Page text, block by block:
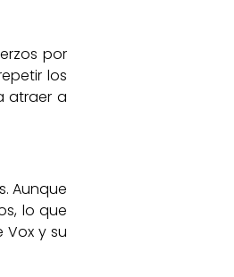
por
los
atraer a
Aunque
lo que
y su